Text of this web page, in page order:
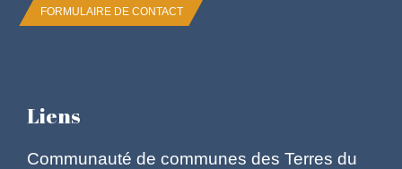
FORMULAIRE DE CONTACT
Liens
Communauté de communes des Terres du